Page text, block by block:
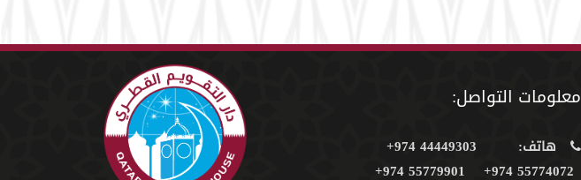
معلومات التواصل:
هاتف:
44449303 974+
55774072 974+
55779901 974+